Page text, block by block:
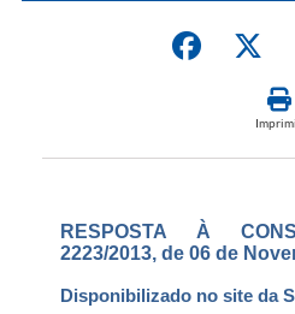
RESPOSTA À
2223/2013, de 06 de
Disponibilizado no site da